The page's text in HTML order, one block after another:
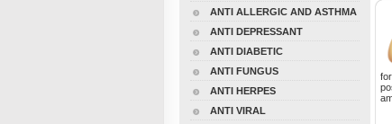
ANTI ALLERGIC AND ASTHMA
ANTI DEPRESSANT
ANTI DIABETIC
ANTI FUNGUS
ANTI HERPES
ANTI VIRAL